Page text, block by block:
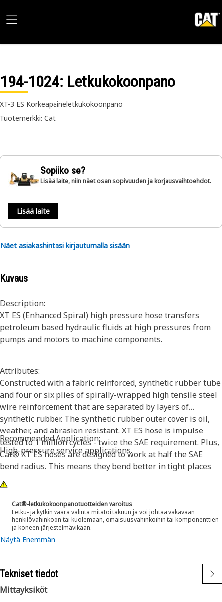
194-1024: Letkukokoonpano
XT-3 ES Korkeapaineletkukokoonpano
Tuotemerkki: Cat
Sopiiko se?
Lisää laite, niin näet osan sopivuuden ja korjausvaihtoehdot.
Lisää laite
Näet asiakashintasi kirjautumalla sisään
Kuvaus
Description:
XT ES (Enhanced Spiral) high pressure hose transfers
petroleum based hydraulic fluids at high pressures from
pumps and motors to machine components.
Attributes:
Constructed with a fabric reinforced, synthetic rubber tube
and four or six plies of spirally-wrapped high tensile steel
wire reinforcement that are separated by layers of
synthetic rubber. The synthetic rubber outer cover is oil,
weather, and abrasion resistant. XT ES hose is impulse
tested to 1 million cycles - twice the SAE requirement. Plus,
Cat® XT ES hoses are designed to work at half the SAE
bend radius. This means they bend better in tight places
and substantially reduce hose length requirements. These
features provide easier installation, long life and excellent
dependability.
Recommended Application:
High-pressure service applications.
Cat®-letkukokoonpanotuotteiden varoitus
Letku- ja kytkin väärä valinta mitätöi takuun ja voi johtaa vakavaan
henkilövahinkoon tai kuolemaan, omaisuusvahinkoihin tai komponenttien
ja koneen järjestelmävikaan.
Näytä Enemmän
Tekniset tiedot
Mittayksiköt